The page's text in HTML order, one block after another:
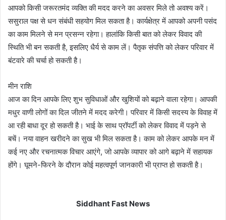
आपको किसी जरूरतमंद व्यक्ति की मदद करने का अवसर मिले तो अवश्य करें।
ससुराल पक्ष से धन संबंधी सहयोग मिल सकता है। कार्यक्षेत्र में आपको अपनी पसंद
का काम मिलने से मन प्रसन्न रहेगा। हालांकि किसी बात को लेकर विवाद की
स्थिति भी बन सकती है, इसलिए धैर्य से काम लें। पैतृक संपत्ति को लेकर परिवार में
बंटवारे की चर्चा हो सकती है।
मीन राशि
आज का दिन आपके लिए शुभ सुविधाओं और खुशियों को बढ़ाने वाला रहेगा। आपकी
मधुर वाणी लोगों का दिल जीतने में मदद करेगी। परिवार में किसी सदस्य के विवाह में
आ रही बाधा दूर हो सकती है। भाई के साथ प्रॉपर्टी को लेकर विवाद में पड़ने से
बचें। नया वाहन खरीदने का सुख भी मिल सकता है। काम को लेकर आपके मन में
कई नए और रचनात्मक विचार आएंगे, जो आपके व्यापार को आगे बढ़ाने में सहायक
होंगे। घूमने-फिरने के दौरान कोई महत्वपूर्ण जानकारी भी प्राप्त हो सकती है।
Siddhant Fast News